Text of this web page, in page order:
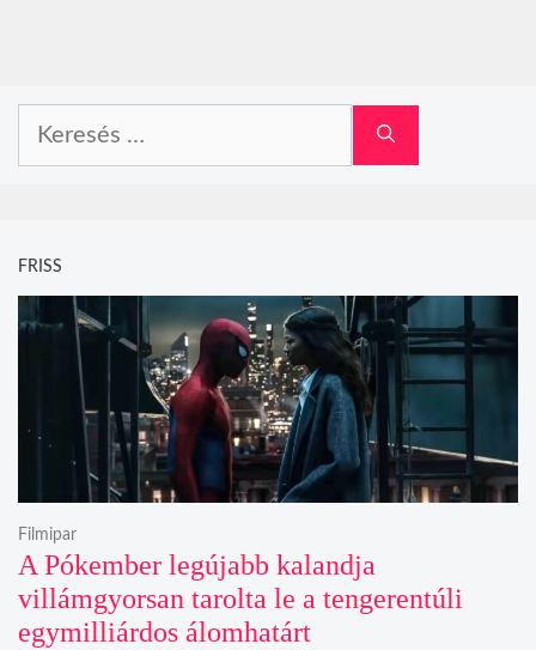
FRISS
A Pókember legújabb kalandja
villámgyorsan tarolta le a tengerentúli
egymilliárdos álomhatárt
Filmipar